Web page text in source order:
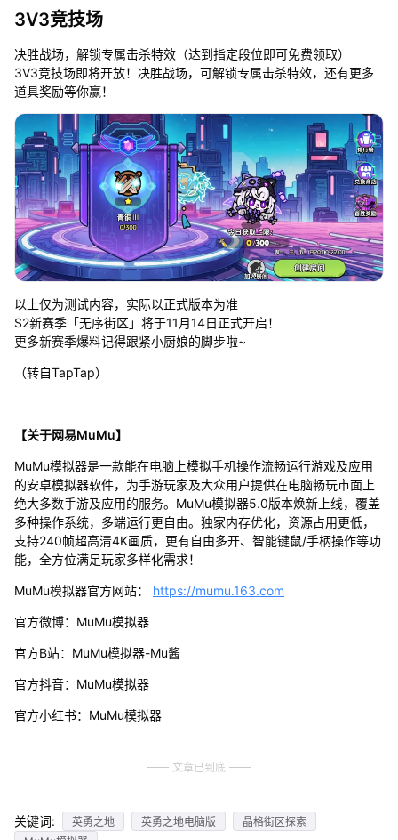
3V3竞技场
决胜战场，解锁专属击杀特效（达到指定段位即可免费领取）
3V3竞技场即将开放！决胜战场，可解锁专属击杀特效，还有更多
道具奖励等你赢！
以上仅为测试内容，实际以正式版本为准
S2新赛季「无序街区」将于11月14日正式开启！
更多新赛季爆料记得跟紧小厨娘的脚步啦~
（转自TapTap）
【关于网易MuMu】
MuMu模拟器是一款能在电脑上模拟手机操作流畅运行游戏及应用
的安卓模拟器软件，为手游玩家及大众用户提供在电脑畅玩市面上
绝大多数手游及应用的服务。MuMu模拟器5.0版本焕新上线，覆盖
多种操作系统，多端运行更自由。独家内存优化，资源占用更低，
支持240帧超高清4K画质，更有自由多开、智能键鼠/手柄操作等功
能，全方位满足玩家多样化需求！
MuMu模拟器官方网站： https://mumu.163.com
官方微博：MuMu模拟器
官方B站：MuMu模拟器-Mu酱
官方抖音：MuMu模拟器
官方小红书：MuMu模拟器
文章已到底
关键词: 英勇之地 英勇之地电脑版
晶格街区探索